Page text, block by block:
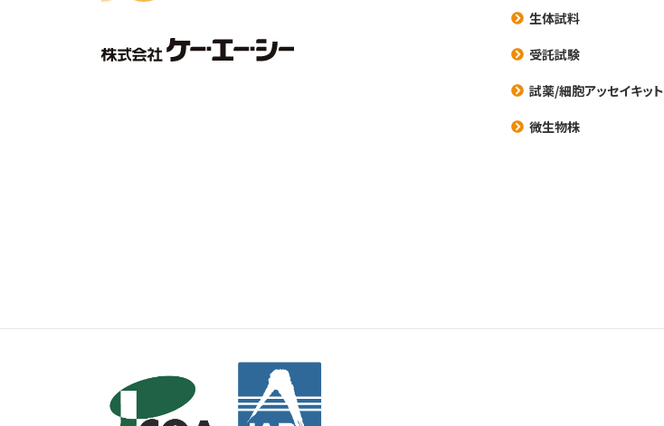
生体試料
受託試験
試薬/細胞アッセイキット
微生物株